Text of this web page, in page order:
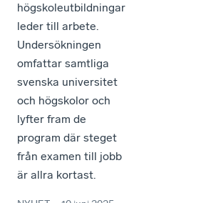
högskoleutbildningar
leder till arbete.
Undersökningen
omfattar samtliga
svenska universitet
och högskolor och
lyfter fram de
program där steget
från examen till jobb
är allra kortast.